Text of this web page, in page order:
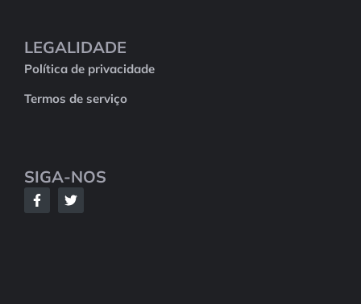
LEGALIDADE
Política de privacidade
Termos de serviço
SIGA-NOS